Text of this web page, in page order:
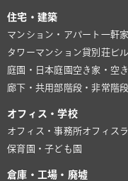
住宅・建築
マンション・アパート 一軒家
タワーマンション貸別荘ビ
庭園・日本庭園 空き家・空
廊下・共用部 階段・非常階段
オフィス・学校
オフィス・事務所オフィス
保育園・子ども園
倉庫・工場・廃墟